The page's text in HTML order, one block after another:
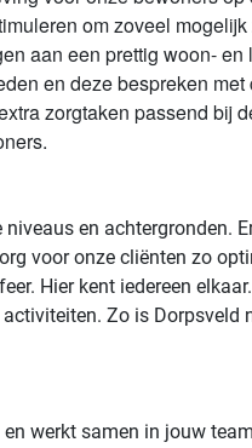
om zoveel
aan een prettig woon-
en deze bespreken met
zorgtaken passend bij
en achtergronden.
voor onze cliënten zo
Hier kent iedereen
Zo is Dorpsveld
werkt samen in jouw